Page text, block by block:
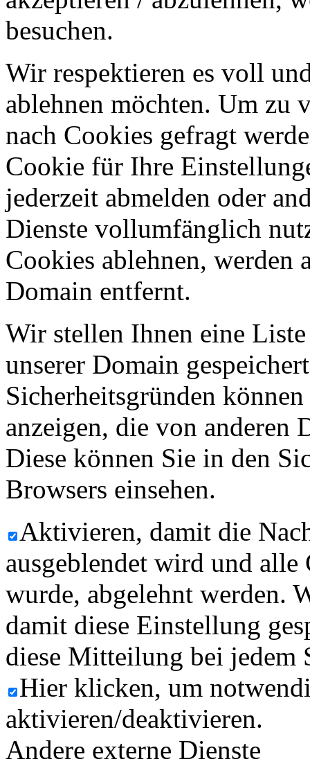
besuchen.
Wir respektieren es voll
ablehnen möchten. Um zu
nach Cookies gefragt
Cookie für Ihre
jederzeit abmelden oder
Dienste vollumfänglich
Cookies ablehnen, werden
Domain entfernt.
Wir stellen Ihnen eine
unserer Domain
Sicherheitsgründen
anzeigen, die von anderen
Diese können Sie in den
Browsers einsehen.
Aktivieren, damit die
ausgeblendet wird und
wurde, abgelehnt werden.
damit diese Einstellung
diese Mitteilung bei jedem
Hier klicken, um
aktivieren/deaktivieren.
Andere externe Dienste